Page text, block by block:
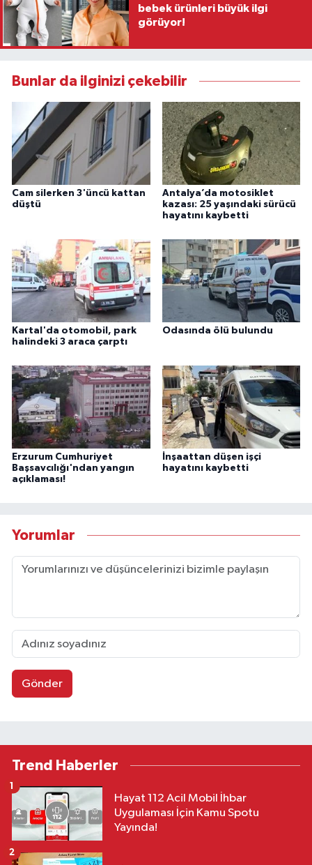
bebek ürünleri büyük ilgi
görüyor!
Bunlar da ilginizi çekebilir
Cam silerken 3'üncü kattan
düştü
Antalya’da motosiklet
kazası: 25 yaşındaki sürücü
hayatını kaybetti
Kartal'da otomobil, park
halindeki 3 araca çarptı
Odasında ölü bulundu
Erzurum Cumhuriyet
Başsavcılığı'ndan yangın
açıklaması!
İnşaattan düşen işçi
hayatını kaybetti
Yorumlar
Gönder
Trend Haberler
Hayat 112 Acil Mobil İhbar
Uygulaması İçin Kamu Spotu
Yayında!
1
2